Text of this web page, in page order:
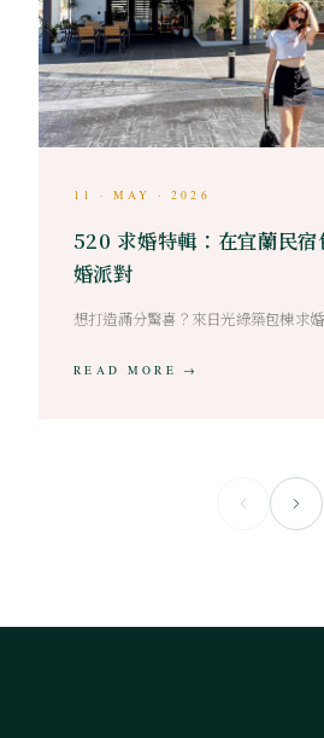
11 · MAY · 2026
520 求婚特輯：在宜蘭民
婚派對
想打造滿分驚喜？來日光綠築包棟求婚
READ MORE →